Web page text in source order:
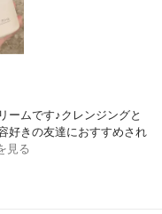
ームです♪クレンジングと
好きの友達におすすめされ
見る